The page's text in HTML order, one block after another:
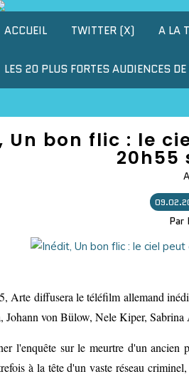
ACCUEIL TWITTER (X) A LA
LES 20 PLUS FORTES AUDIENCES
Un bon flic : le
20h55
Par
Arte diffusera le téléfilm allemand
Johann von Bülow, Nele Kiper,
l'enquête sur le meurtre d'un ancien
à la tête d'un vaste réseau